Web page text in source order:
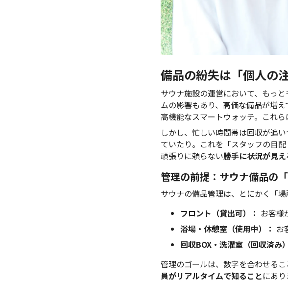
備品の紛失は「個人の
サウナ施設の運営において、もっ
ムの影響もあり、高価な備品が増
高機能なスマートウォッチ。これ
しかし、忙しい時間帯は回収が追
ていたり。これを「スタッフの目
頑張りに頼らない勝手に状況が見
管理の前提：サウナ備品の
サウナの備品管理は、とにかく「場
フロント（貸出可）： お客様
浴場・休憩室（使用中）： お
回収BOX・洗濯室（回収済み
管理のゴールは、数字を合わせるこ
員がリアルタイムで知ることにあり